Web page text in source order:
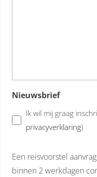
Nieuwsbrief
Ik wil mij graag
privacyverklaring)
Een reisvoorstel
binnen 2 werkdagen